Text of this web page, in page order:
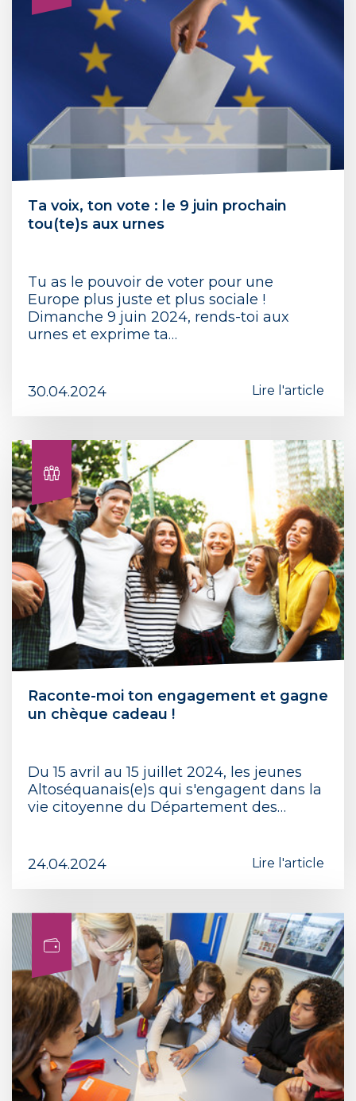
Ta voix, ton vote : le 9 juin prochain
tou(te)s aux urnes
Tu as le pouvoir de voter pour une
Europe plus juste et plus sociale !
Dimanche 9 juin 2024, rends-toi aux
urnes et exprime ta…
30.04.2024 Lire l'article
Raconte-moi ton engagement et gagne
un chèque cadeau !
Du 15 avril au 15 juillet 2024, les jeunes
Altoséquanais(e)s qui s'engagent dans la
vie citoyenne du Département des…
24.04.2024 Lire l'article